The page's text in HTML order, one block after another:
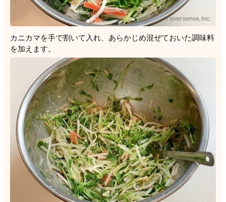
カニカマを手で割いて入れ、あらかじめ混ぜておいた調味料
を加えます。